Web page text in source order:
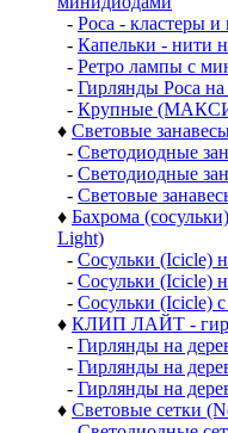
- Роса - кластеры и
- Капельки - нити
- Ретро лампы с
- Гирлянды Роса
- Крупные
♦ Световые
- Светодиодные
- Светодиодные
- Световые
♦ Бахрома
Light)
- Сосульки (Icicle)
- Сосульки (Icicle)
- Сосульки (Icicle)
♦ КЛИП ЛАЙТ -
- Гирлянды на
- Гирлянды на
- Гирлянды на
♦ Световые сетки